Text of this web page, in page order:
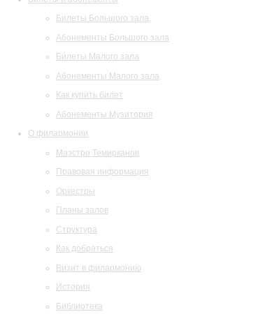
Билеты Большого зала
Абонементы Большого зала
Билеты Малого зала
Абонементы Малого зала
Как купить билет
Абонементы Музитория
О филармонии
Маэстро Темирканов
Правовая информация
Оркестры
Планы залов
Структура
Как добраться
Визит в филармонию
История
Библиотека